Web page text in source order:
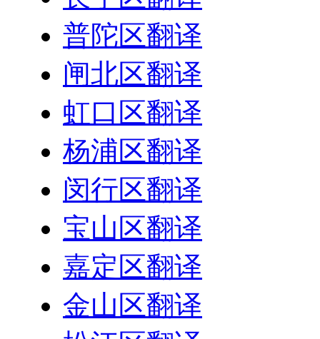
普陀区翻译
闸北区翻译
虹口区翻译
杨浦区翻译
闵行区翻译
宝山区翻译
嘉定区翻译
金山区翻译